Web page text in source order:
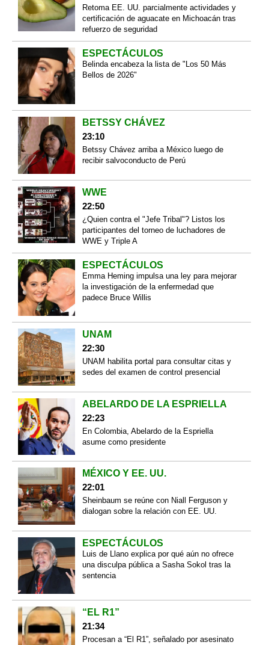
Retoma EE. UU. parcialmente actividades y
certificación de aguacate en Michoacán tras
refuerzo de seguridad
ESPECTÁCULOS
Belinda encabeza la lista de "Los 50 Más
Bellos de 2026"
BETSSY CHÁVEZ
23:10
Betssy Chávez arriba a México luego de
recibir salvoconducto de Perú
WWE
22:50
¿Quien contra el "Jefe Tribal"? Listos los
participantes del torneo de luchadores de
WWE y Triple A
ESPECTÁCULOS
Emma Heming impulsa una ley para mejorar
la investigación de la enfermedad que
padece Bruce Willis
UNAM
22:30
UNAM habilita portal para consultar citas y
sedes del examen de control presencial
ABELARDO DE LA ESPRIELLA
22:23
En Colombia, Abelardo de la Espriella
asume como presidente
MÉXICO Y EE. UU.
22:01
Sheinbaum se reúne con Niall Ferguson y
dialogan sobre la relación con EE. UU.
ESPECTÁCULOS
Luis de Llano explica por qué aún no ofrece
una disculpa pública a Sasha Sokol tras la
sentencia
“EL R1”
21:34
Procesan a “El R1”, señalado por asesinato